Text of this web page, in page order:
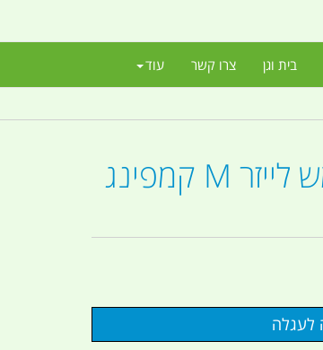
בית וגן צרו קשר עוד
מגן שמש סוכך שמש לייזר M קמפינג